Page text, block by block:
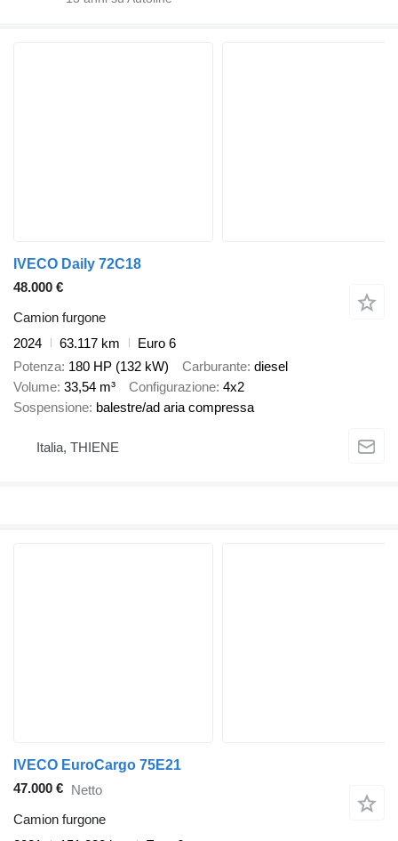
IVECO Daily 72C18
48.000 €
Camion furgone
2024
63.117 km
Euro 6
Potenza 180 HP (132 kW) Carburante diesel
Volume 33,54 m³ Configurazione 4x2
Sospensione balestre/ad aria compressa
Italia, THIENE
IVECO EuroCargo 75E21
47.000 € Netto
Camion furgone